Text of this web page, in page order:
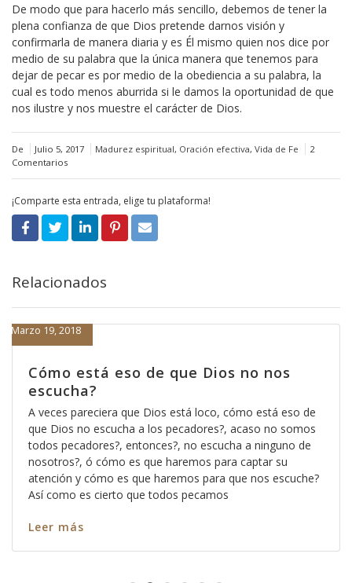
De modo que para hacerlo más sencillo, debemos de tener la
plena confianza de que Dios pretende darnos visión y
confirmarla de manera diaria y es Él mismo quien nos dice por
medio de su palabra que la única manera que tenemos para
dejar de pecar es por medio de la obediencia a su palabra, la
cual es todo menos aburrida si le damos la oportunidad de que
nos ilustre y nos muestre el carácter de Dios.
De Julio 5, 2017 Madurez espiritual, Oración efectiva, Vida de Fe
2
Comentarios
¡Comparte esta entrada, elige tu plataforma!
Relacionados
Cómo está eso de que Dios no nos
escucha?
Marzo 19, 2018
A veces pareciera que Dios está loco, cómo está eso de
que Dios no escucha a los pecadores?, acaso no somos
todos pecadores?, entonces?, no escucha a ninguno de
nosotros?, ó cómo es que haremos para captar su
atención y cómo es que haremos para que nos escuche?
Así como es cierto que todos pecamos
Leer más